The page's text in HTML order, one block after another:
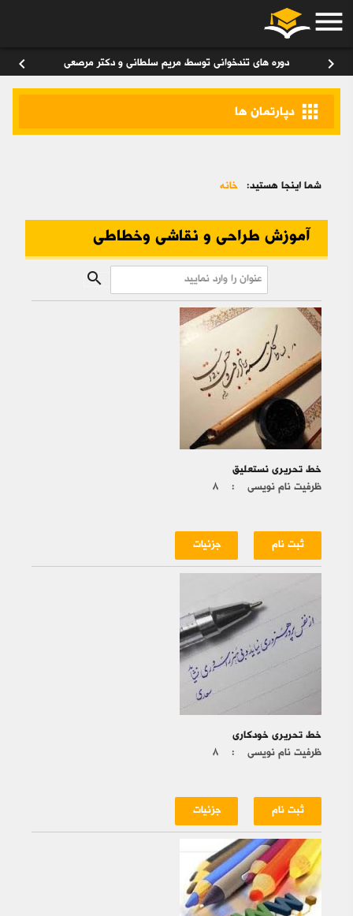
menu
chevron_right دوره های تندخوانی توسط مریم سلطانی و دکتر مرصعی chevron_left
apps دپارتمان ها
شما اینجا هستید: خانه
آموزش طراحی و نقاشی وخطاطی
search
خط تحریری نستعلیق
ظرفیت نام نویسی : ۸
ثبت نام جزئیات
خط تحریری خودکاری
ظرفیت نام نویسی : ۸
ثبت نام جزئیات